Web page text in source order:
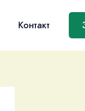
Контакт